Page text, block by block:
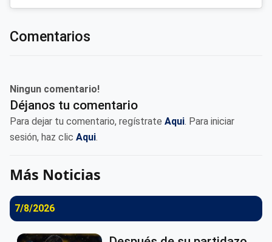
Comentarios
Ningun comentario!
Déjanos tu comentario
Para dejar tu comentario, regístrate Aqui. Para iniciar
sesión, haz clic Aqui.
Más Noticias
7/8/2026